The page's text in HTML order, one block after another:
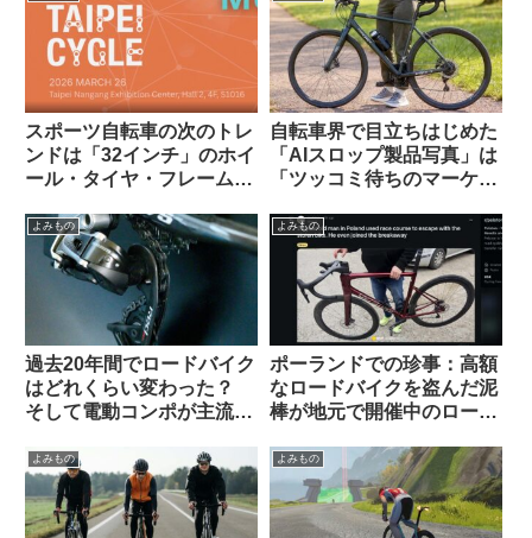
スポーツ自転車の次のトレ
ンドは「32インチ」のホイ
ール・タイヤ・フレームに
自転車界で目立ちはじめた
「AIスロップ製品写真」は
「ツッコミ待ちのマーケテ
Van Rysel】
よみもの
過去20年間でロードバイク
はどれくらい変わった？
そして電動コンポが主流に
外掲示板でのオピニオン観
察）
よみもの
ポーランドでの珍事：高額
なロードバイクを盗んだ泥
棒が地元で開催中のロード
トンの先頭を引いてしまう
よみもの よみもの